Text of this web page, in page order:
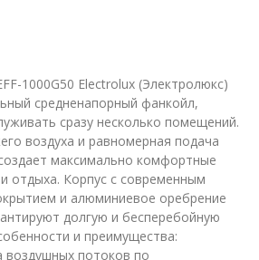
1000G50 Electrolux (Электролюкс)
средненапорный фанкойл,
сразу несколько помещений.
воздуха и равномерная подача
максимально комфортные
отдыха. Корпус с современным
и алюминиевое оребрение
долгую и бесперебойную
и преимущества:
воздушных потоков по